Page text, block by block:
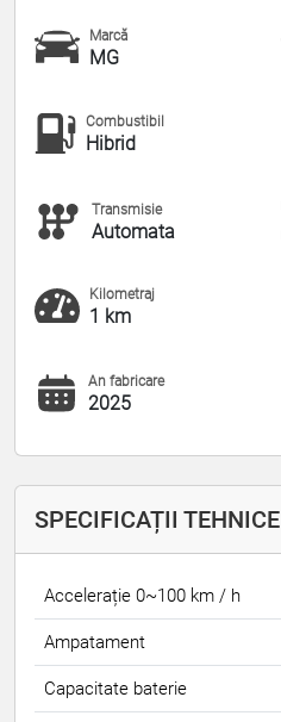
Marcă
MG
Combustibil
Hibrid
Transmisie
Automata
Kilometraj
1 km
An fabricare
2025
SPECIFICAȚII TEHNICE
Accelerație 0~100 km / h
Ampatament
Capacitate baterie